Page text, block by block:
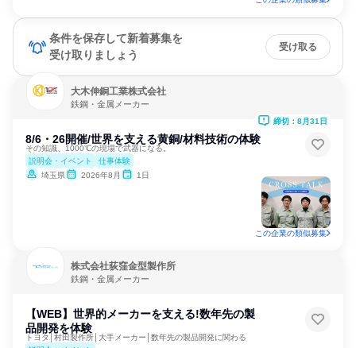
条件を保存して新着募集を
受け取りましょう
受け取る
大木伸銅工業株式会社
鉄鋼・金属メーカー
8/6・26開催/世界を支える黄銅/材料技術の体験
その知識、1000℃の現場で武器になる。
説明会・イベント
仕事体験
埼玉県
2026年8月 1日
締切：8月31日
この企業の類似募集
株式会社荻窪金型製作所
鉄鋼・金属メーカー
【WEB】世界的メーカーを支える!数年先の製
品開発を体験
トヨタ│村田製作所│大手メーカー│数年先の製品開発に関わる